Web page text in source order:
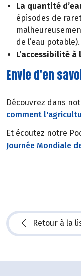
La quantité
épisodes de
de l’eau potable).
L’accessibilité à
Envie d'en
Découvrez dans
comment
Et écoutez notre
Journée Mondiale
Retour à la